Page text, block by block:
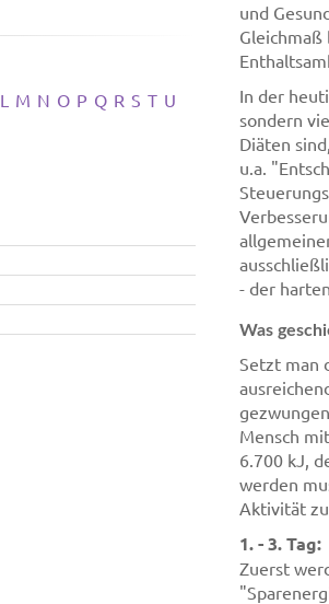
L M N O P Q R S T U
und
Gleichmaß
In der
sondern
Diäten
u.a.
- der
Was
Setzt man
Mensch
6.700 kJ,
werden
Aktivität
1. - 3. Tag:
Zuerst